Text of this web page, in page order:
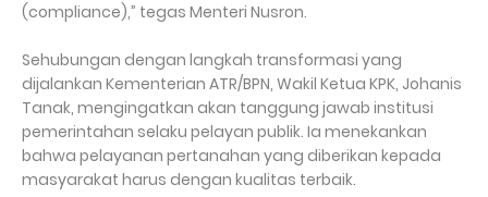
(compliance),” tegas Menteri Nusron.
Sehubungan dengan langkah transformasi yang
dijalankan Kementerian ATR/BPN, Wakil Ketua KPK, Johanis
Tanak, mengingatkan akan tanggung jawab institusi
pemerintahan selaku pelayan publik. Ia menekankan
bahwa pelayanan pertanahan yang diberikan kepada
masyarakat harus dengan kualitas terbaik.